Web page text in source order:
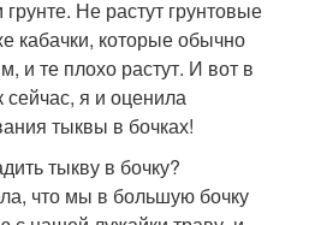
Не растут грунтовые
кабачки, которые обычно
и те плохо растут. И вот в
сейчас, я и оценила
тыквы в бочках!
тыкву в бочку?
что мы в большую бочку